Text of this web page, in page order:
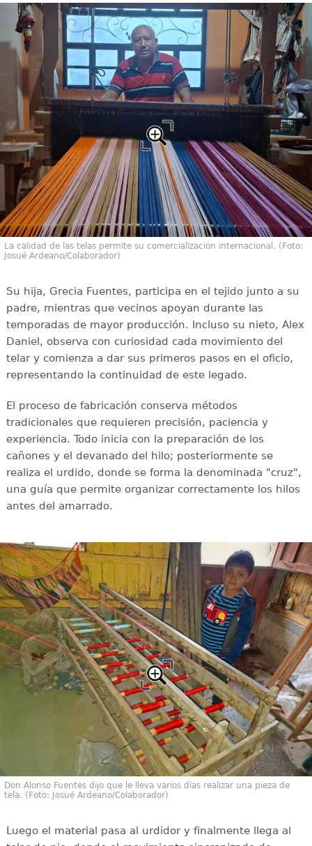
La calidad de las telas permite su comercialización internacional. (Foto:
Josué Ardeano/Colaborador)
Su hija, Grecia Fuentes, participa en el tejido junto a su
padre, mientras que vecinos apoyan durante las
temporadas de mayor producción. Incluso su nieto, Alex
Daniel, observa con curiosidad cada movimiento del
telar y comienza a dar sus primeros pasos en el oficio,
representando la continuidad de este legado.
El proceso de fabricación conserva métodos
tradicionales que requieren precisión, paciencia y
experiencia. Todo inicia con la preparación de los
cañones y el devanado del hilo; posteriormente se
realiza el urdido, donde se forma la denominada "cruz",
una guía que permite organizar correctamente los hilos
antes del amarrado.
Don Alonso Fuentes dijo que le lleva varios días realizar una pieza de
tela. (Foto: Josué Ardeano/Colaborador)
Luego el material pasa al urdidor y finalmente llega al